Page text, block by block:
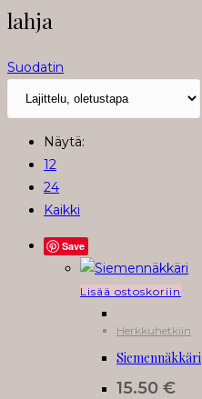
lahja
Suodatin
Näytä:
12
24
Kaikki
Save
Lisää ostoskoriin
Herkkuhetkiin
Siemennäkkäri
15.50 €